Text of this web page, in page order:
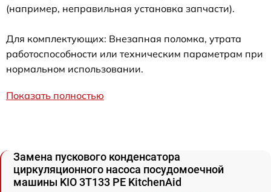
(например, неправильная установка запчасти).
Для комплектующих: Внезапная поломка, утрата
работоспособности или техническим параметрам при
нормальном использовании.
Показать полностью
Замена пускового конденсатора
циркуляционного насоса посудомоечной
машины KIO 3T133 PE KitchenAid